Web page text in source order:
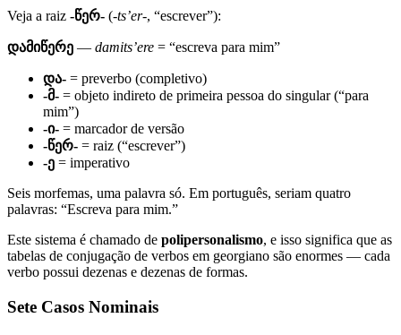
Veja a raiz -წერ- (-ts’er-, “escrever”):
დამიწერე — damits’ere = “escreva para mim”
და- = preverbo (completivo)
-მ- = objeto indireto de primeira pessoa do singular (“para
mim”)
-ი- = marcador de versão
-წერ- = raiz (“escrever”)
-ე = imperativo
Seis morfemas, uma palavra só. Em português, seriam quatro
palavras: “Escreva para mim.”
Este sistema é chamado de polipersonalismo, e isso significa que as
tabelas de conjugação de verbos em georgiano são enormes — cada
verbo possui dezenas e dezenas de formas.
Sete Casos Nominais